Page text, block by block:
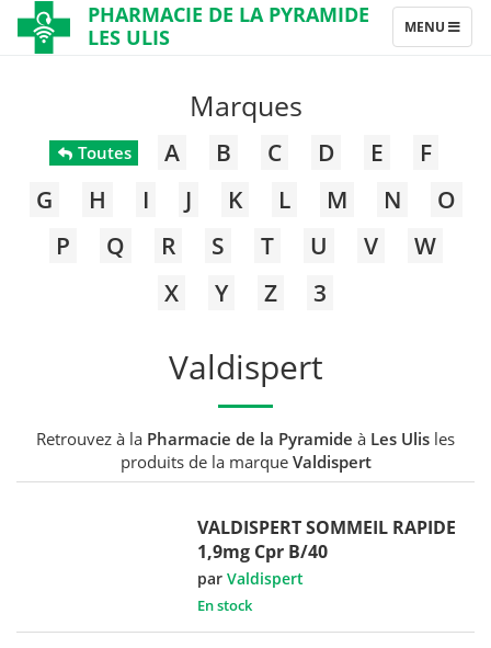
PHARMACIE DE LA PYRAMIDE
LES ULIS
TOGGLE
NAVIGATION
MENU
Marques
Toutes A B C D E
F
G
H I J K L M N
O
P
Q R S T U V
W
X
Y Z 3
Valdispert
Retrouvez à la Pharmacie de la Pyramide à Les Ulis les
produits de la marque Valdispert
VALDISPERT SOMMEIL RAPIDE
1,9mg Cpr B/40
parValdispert
En stock